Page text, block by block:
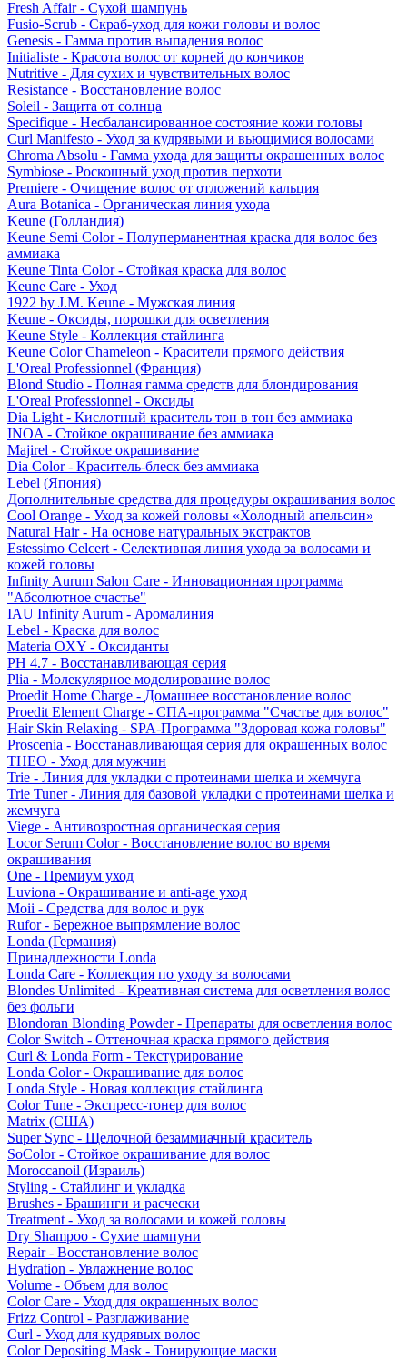
Fresh Affair - Сухой шампунь
Fusio-Scrub - Скраб-уход для кожи головы и волос
Genesis - Гамма против выпадения волос
Initialiste - Красота волос от корней до кончиков
Nutritive - Для сухих и чувствительных волос
Resistance - Восстановление волос
Soleil - Защита от солнца
Specifique - Несбалансированное состояние кожи головы
Curl Manifesto - Уход за кудрявыми и вьющимися волосами
Chroma Absolu - Гамма ухода для защиты окрашенных волос
Symbiose - Роскошный уход против перхоти
Premiere - Очищение волос от отложений кальция
Aura Botanica - Органическая линия ухода
Keune (Голландия)
Keune Semi Color - Полуперманентная краска для волос без
аммиака
Keune Tinta Color - Стойкая краска для волос
Keune Care - Уход
1922 by J.M. Keune - Мужская линия
Keune - Оксиды, порошки для осветления
Keune Style - Коллекция стайлинга
Keune Color Chameleon - Красители прямого действия
L'Oreal Professionnel (Франция)
Blond Studio - Полная гамма средств для блондирования
L'Oreal Professionnel - Оксиды
Dia Light - Кислотный краситель тон в тон без аммиака
INOA - Стойкое окрашивание без аммиака
Majirel - Стойкое окрашивание
Dia Color - Краситель-блеск без аммиака
Lebel (Япония)
Дополнительные средства для процедуры окрашивания волос
Cool Orange - Уход за кожей головы «Холодный апельсин»
Natural Hair - На основе натуральных экстрактов
Estessimo Celcert - Селективная линия ухода за волосами и
кожей головы
Infinity Aurum Salon Care - Инновационная программа
"Абсолютное счастье"
IAU Infinity Aurum - Аромалиния
Lebel - Краска для волос
Materia OXY - Оксиданты
PH 4.7 - Восстанавливающая серия
Plia - Молекулярное моделирование волос
Proedit Home Charge - Домашнее восстановление волос
Proedit Element Charge - СПА-программа "Счастье для волос"
Hair Skin Relaxing - SPA-Программа "Здоровая кожа головы"
Proscenia - Восстанавливающая серия для окрашенных волос
THEO - Уход для мужчин
Trie - Линия для укладки с протеинами шелка и жемчуга
Trie Tuner - Линия для базовой укладки с протеинами шелка и
жемчуга
Viege - Антивозростная органическая серия
Locor Serum Color - Восстановление волос во время
окрашивания
One - Премиум уход
Luviona - Окрашивание и anti-age уход
Moii - Средства для волос и рук
Rufor - Бережное выпрямление волос
Londa (Германия)
Принадлежности Londa
Londa Care - Коллекция по уходу за волосами
Blondes Unlimited - Креативная система для осветления волос
без фольги
Blondoran Blonding Powder - Препараты для осветления волос
Color Switch - Оттеночная краска прямого действия
Curl & Londa Form - Текстурирование
Londa Color - Окрашивание для волос
Londa Style - Новая коллекция стайлинга
Color Tune - Экспресс-тонер для волос
Matrix (США)
Super Sync - Щелочной безаммиачный краситель
SoColor - Стойкое окрашивание для волос
Moroccanoil (Израиль)
Styling - Стайлинг и укладка
Brushes - Брашинги и расчески
Treatment - Уход за волосами и кожей головы
Dry Shampoo - Сухие шампуни
Repair - Восстановление волос
Hydration - Увлажнение волос
Volume - Объем для волос
Color Care - Уход для окрашенных волос
Frizz Control - Разглаживание
Curl - Уход для кудрявых волос
Color Depositing Mask - Тонирующие маски